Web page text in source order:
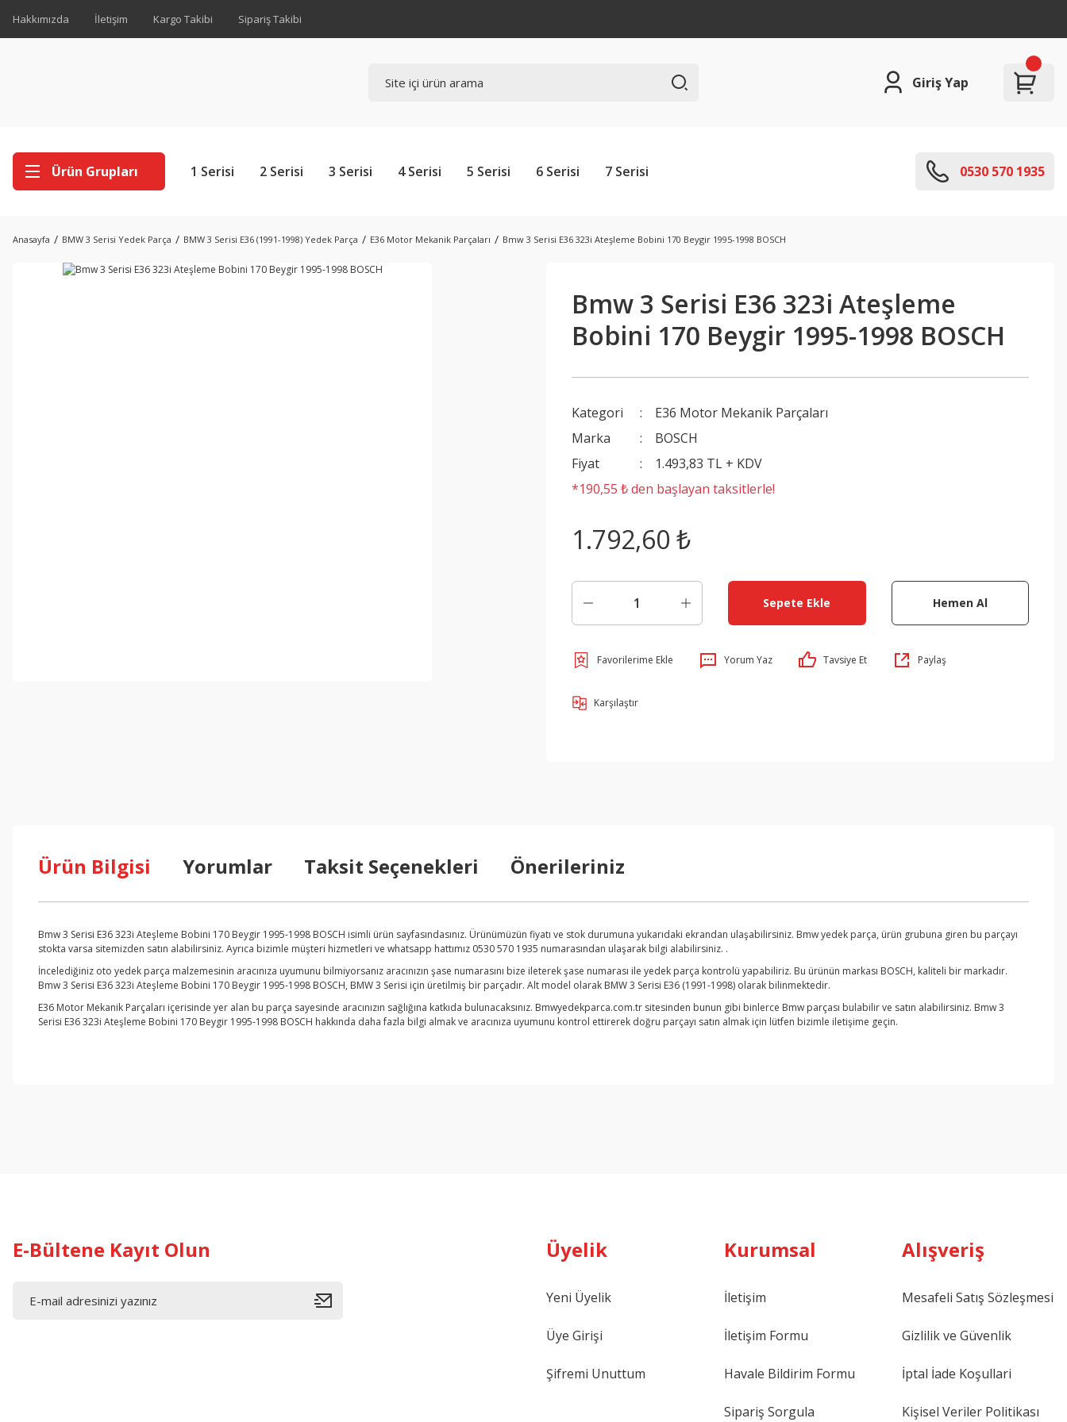
Hakkımızda İletişim Kargo Takibi Sipariş Takibi
Giriş Yap
Ürün Grupları 1 Serisi 2 Serisi 3 Serisi 4 Serisi 5 Serisi 6 Serisi 7 Serisi 0530 570 1935
Anasayfa BMW 3 Serisi Yedek Parça BMW 3 Serisi E36 (1991-1998) Yedek Parça E36 Motor Mekanik Parçaları Bmw 3 Serisi E36 323i Ateşleme Bobini 170 Beygir 1995-1998 BOSCH
Bmw 3 Serisi E36 323i Ateşleme
Bobini 170 Beygir 1995-1998 BOSCH
Kategori
E36 Motor Mekanik Parçaları
Marka
BOSCH
Fiyat
1.493,83 TL + KDV
*190,55 ₺ den başlayan taksitlerle!
1.792,60 ₺
Sepete Ekle Hemen Al
Yorum Yaz Tavsiye Et Paylaş
Karşılaştır
Ürün Bilgisi Yorumlar Taksit Seçenekleri Önerileriniz
Bmw 3 Serisi E36 323i Ateşleme Bobini 170 Beygir 1995-1998 BOSCH isimli ürün sayfasındasınız. Ürünümüzün fiyatı ve stok durumuna yukarıdaki ekrandan ulaşabilirsiniz. Bmw yedek parça, ürün grubuna giren bu parçayı
stokta varsa sitemizden satın alabilirsiniz. Ayrıca bizimle müşteri hizmetleri ve whatsapp hattımız 0530 570 1935 numarasından ulaşarak bilgi alabilirsiniz. .
İncelediğiniz oto yedek parça malzemesinin aracınıza uyumunu bilmiyorsanız aracınızın şase numarasını bize ileterek şase numarası ile yedek parça kontrolü yapabiliriz. Bu ürünün markası BOSCH, kaliteli bir markadır.
Bmw 3 Serisi E36 323i Ateşleme Bobini 170 Beygir 1995-1998 BOSCH, BMW 3 Serisi için üretilmiş bir parçadır. Alt model olarak BMW 3 Serisi E36 (1991-1998) olarak bilinmektedir.
E36 Motor Mekanik Parçaları içerisinde yer alan bu parça sayesinde aracınızın sağlığına katkıda bulunacaksınız. Bmwyedekparca.com.tr sitesinden bunun gibi binlerce Bmw parçası bulabilir ve satın alabilirsiniz. Bmw 3
Serisi E36 323i Ateşleme Bobini 170 Beygir 1995-1998 BOSCH hakkında daha fazla bilgi almak ve aracınıza uyumunu kontrol ettirerek doğru parçayı satın almak için lütfen bizimle iletişime geçin.
E-Bültene Kayıt Olun Üyelik
Yeni Üyelik
Üye Girişi
Şifremi Unuttum
Kurumsal
İletişim
İletişim Formu
Havale Bildirim Formu
Sipariş Sorgula
Alışveriş
Mesafeli Satış Sözleşmesi
Gizlilik ve Güvenlik
İptal İade Koşullari
Kişisel Veriler Politikası